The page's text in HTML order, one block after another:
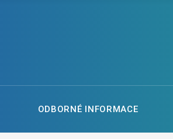
ODBORNÉ INFORMACE